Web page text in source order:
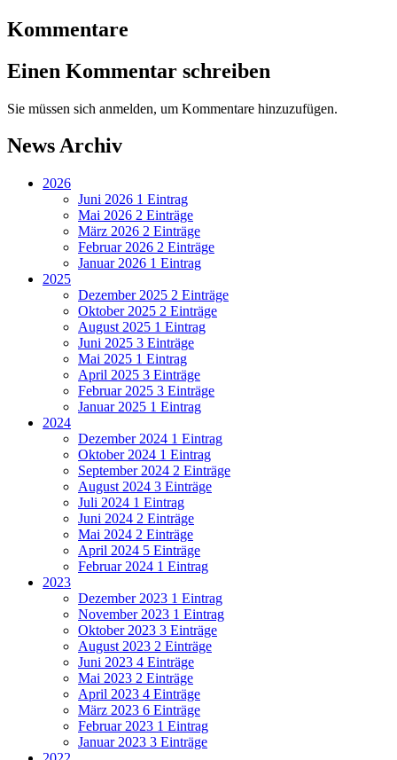
Kommentare
Einen Kommentar schreiben
Sie müssen sich anmelden, um Kommentare hinzuzufügen.
News Archiv
2026
Juni 2026 1 Eintrag
Mai 2026 2 Einträge
März 2026 2 Einträge
Februar 2026 2 Einträge
Januar 2026 1 Eintrag
2025
Dezember 2025 2 Einträge
Oktober 2025 2 Einträge
August 2025 1 Eintrag
Juni 2025 3 Einträge
Mai 2025 1 Eintrag
April 2025 3 Einträge
Februar 2025 3 Einträge
Januar 2025 1 Eintrag
2024
Dezember 2024 1 Eintrag
Oktober 2024 1 Eintrag
September 2024 2 Einträge
August 2024 3 Einträge
Juli 2024 1 Eintrag
Juni 2024 2 Einträge
Mai 2024 2 Einträge
April 2024 5 Einträge
Februar 2024 1 Eintrag
2023
Dezember 2023 1 Eintrag
November 2023 1 Eintrag
Oktober 2023 3 Einträge
August 2023 2 Einträge
Juni 2023 4 Einträge
Mai 2023 2 Einträge
April 2023 4 Einträge
März 2023 6 Einträge
Februar 2023 1 Eintrag
Januar 2023 3 Einträge